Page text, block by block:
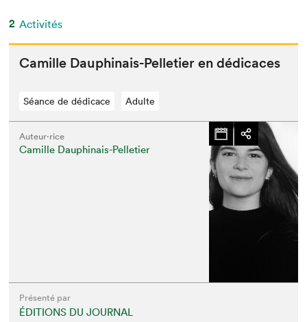
2 Activités
Camille Dauphi­nais-Pel­leti­er en dédicaces
Séance de dédicace Adulte
Auteur·rice
Camille Dauphinais-Pelletier
Présenté par
ÉDITIONS DU JOURNAL